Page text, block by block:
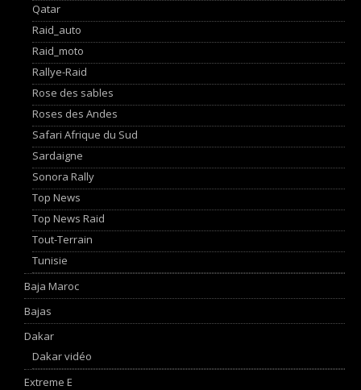
Qatar
Raid_auto
Raid_moto
Rallye-Raid
Rose des sables
Roses des Andes
Safari Afrique du Sud
Sardaigne
Sonora Rally
Top News
Top News Raid
Tout-Terrain
Tunisie
Baja Maroc
Bajas
Dakar
Dakar vidéo
Extreme E